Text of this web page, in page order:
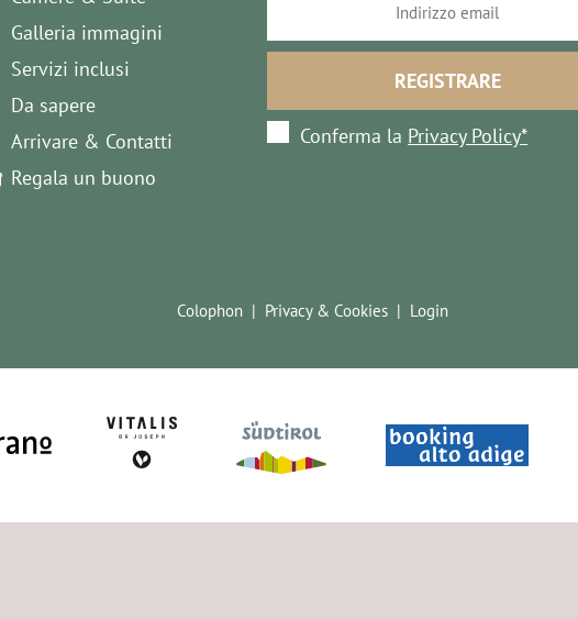
Galleria immagini
Servizi inclusi
Da sapere
Arrivare & Contatti
Regala un buono
Conferma la Privacy Policy*
Colophon Privacy & Cookies Login